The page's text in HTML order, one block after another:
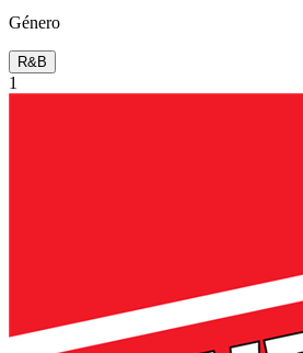
Género
R&B
1